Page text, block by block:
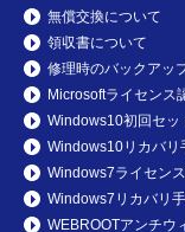
無償交換について
領収書について
修理時のバックアッ
Microsoftライセンス
Windows10初回セッ
Windows10リカバリ
Windows7ライセン
Windows7リカバリ
WEBROOTアンチ